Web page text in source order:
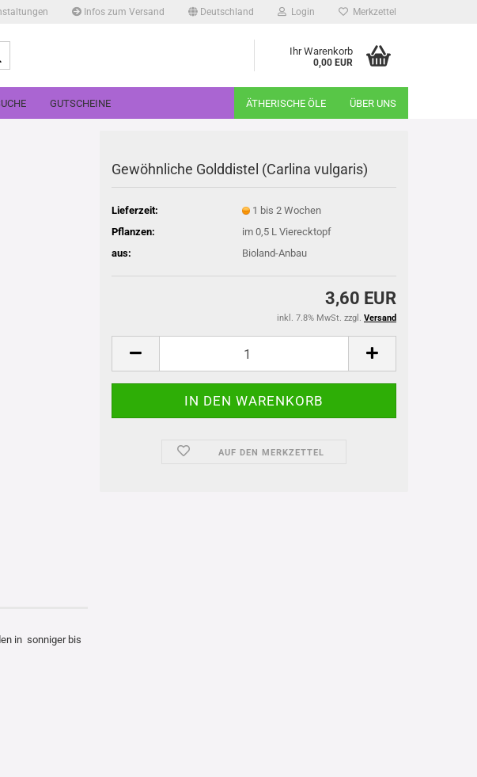
Infos zum Versand Deutschland Login Merkzettel
Ihr Warenkorb
0,00 EUR
GUTSCHEINE ÄTHERISCHE ÖLE ÜBER UNS
Gewöhnliche Golddistel (Carlina vulgaris)
Lieferzeit:
1 bis 2 Wochen
Pflanzen:
im 0,5 L Vierecktopf
aus:
Bioland-Anbau
3,60 EUR
inkl. 7.8% MwSt. zzgl. Versand
AUF DEN MERKZETTEL
in sonniger bis